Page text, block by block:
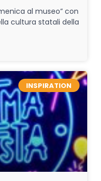
al museo” con
cultura statali della
INSPIRATION